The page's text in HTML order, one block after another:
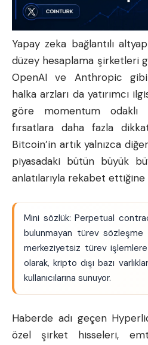
Yapay zeka bağlantılı
düzey hesaplama şirketleri
OpenAI ve Anthropic
halka arzları da yatırımcı
göre momentum odaklı
fırsatlara daha fazla
Bitcoin’in artık yalnızca
piyasadaki bütün büyük
anlatılarıyla rekabet
Mini sözlük: Perpetual
bulunmayan türev
merkeziyetsiz türev
olarak, kripto dışı bazı
kullanıcılarına sunuyor.
Haberde adı geçen
özel şirket hisseleri,